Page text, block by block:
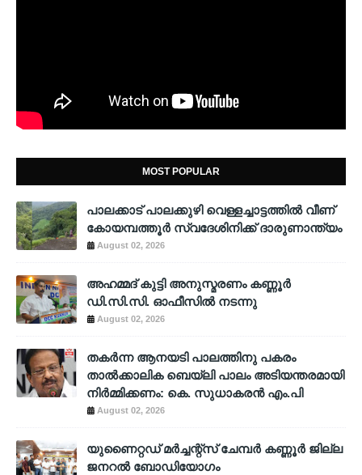
MOST POPULAR
പാലക്കാട് പാലക്കുഴി വെള്ളച്ചാട്ടത്തില്‍ വീണ്
കോയമ്പത്തൂര്‍ സ്വദേശിനിക്ക് ദാരുണാന്ത്യം
August 02, 2026
അഹമ്മദ് കുട്ടി അനുസ്മരണം കണ്ണൂർ
ഡി.സി.സി. ഓഫീസിൽ നടന്നു
August 02, 2026
തകർന്ന ആനയടി പാലത്തിനു പകരം
താൽക്കാലിക ബെയ്‌ലി പാലം അടിയന്തരമായി
നിർമ്മിക്കണം: കെ. സുധാകരൻ എം.പി
August 02, 2026
യുണൈറ്റഡ് മർച്ചന്റ്സ് ചേമ്പർ കണ്ണൂർ ജില്ല
ജനറൽ ബോഡിയോഗം